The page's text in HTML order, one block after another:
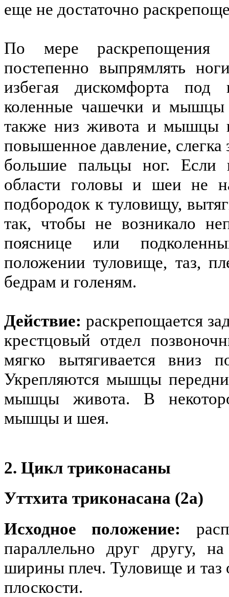
еще не достаточно
По мере
постепенно выпрямлять
избегая дискомфорта под
коленные чашечки и мышцы
также низ живота и мышцы
повышенное давление,
большие пальцы ног. Если
области головы и шеи не
подбородок к туловищу,
так, чтобы не возникало
пояснице или
положении туловище, таз,
бедрам и голеням.
Действие: раскрепощается
крестцовый отдел
мягко вытягивается вниз
Укрепляются мышцы
мышцы живота. В
мышцы и шея.
2. Цикл триконасаны
Уттхита триконасана (2a)
Исходное положение:
параллельно друг другу,
ширины плеч. Туловище и таз
плоскости.